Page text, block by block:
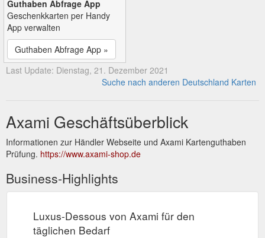
Guthaben Abfrage App
Geschenkkarten per Handy
App verwalten
Guthaben Abfrage App »
Last Update: Dienstag, 21. Dezember 2021
Suche nach anderen Deutschland Karten
Axami Geschäftsüberblick
Informationen zur Händler Webseite und Axami Kartenguthaben
Prüfung. https://www.axami-shop.de
Business-Highlights
Luxus-Dessous von Axami für den
täglichen Bedarf